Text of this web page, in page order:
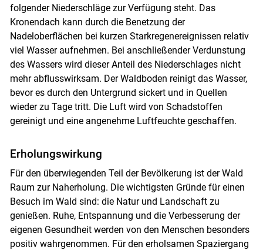
folgender Niederschläge zur Verfügung steht. Das
Kronendach kann durch die Benetzung der
Nadeloberflächen bei kurzen Starkregenereignissen relativ
viel Wasser aufnehmen. Bei anschließender Verdunstung
des Wassers wird dieser Anteil des Niederschlages nicht
mehr abflusswirksam. Der Waldboden reinigt das Wasser,
bevor es durch den Untergrund sickert und in Quellen
wieder zu Tage tritt. Die Luft wird von Schadstoffen
gereinigt und eine angenehme Luftfeuchte geschaffen.
Erholungswirkung
Für den überwiegenden Teil der Bevölkerung ist der Wald
Raum zur Naherholung. Die wichtigsten Gründe für einen
Besuch im Wald sind: die Natur und Landschaft zu
genießen. Ruhe, Entspannung und die Verbesserung der
eigenen Gesundheit werden von den Menschen besonders
positiv wahrgenommen. Für den erholsamen Spaziergang